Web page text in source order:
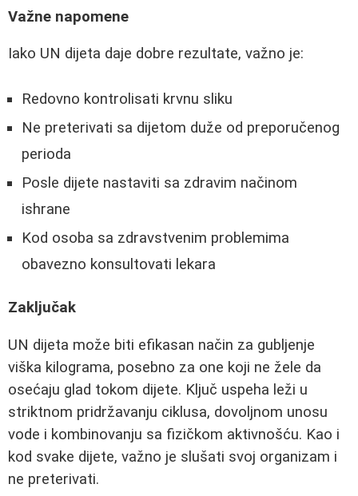
Važne napomene
Iako UN dijeta daje dobre rezultate, važno je:
Redovno kontrolisati krvnu sliku
Ne preterivati sa dijetom duže od preporučenog
perioda
Posle dijete nastaviti sa zdravim načinom
ishrane
Kod osoba sa zdravstvenim problemima
obavezno konsultovati lekara
Zaključak
UN dijeta može biti efikasan način za gubljenje
viška kilograma, posebno za one koji ne žele da
osećaju glad tokom dijete. Ključ uspeha leži u
striktnom pridržavanju ciklusa, dovoljnom unosu
vode i kombinovanju sa fizičkom aktivnošću. Kao i
kod svake dijete, važno je slušati svoj organizam i
ne preterivati.